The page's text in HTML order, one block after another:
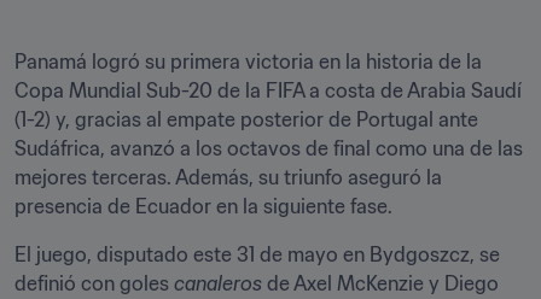
Panamá logró su primera victoria en la historia de la
Copa Mundial Sub-20 de la FIFA a costa de Arabia Saudí
(1-2) y, gracias al empate posterior de Portugal ante
Sudáfrica, avanzó a los octavos de final como una de las
mejores terceras. Además, su triunfo aseguró la
presencia de Ecuador en la siguiente fase.
El juego, disputado este 31 de mayo en Bydgoszcz, se
definió con goles canaleros de Axel McKenzie y Diego